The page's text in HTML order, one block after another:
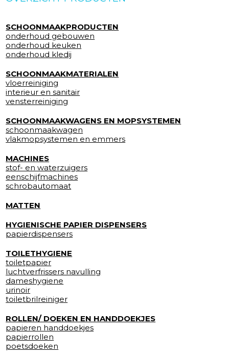
SCHOONMAAKPRODUCTEN
onderhoud gebouwen
onderhoud keuken
onderhoud kledij
SCHOONMAAKMATERIALEN
vloerreiniging
interieur en sanitair
vensterreiniging
SCHOONMAAKWAGENS EN MOPSYSTEMEN
schoonmaakwagen
vlakmopsystemen en emmers
MACHINES
stof- en waterzuigers
eenschijfmachines
schrobautomaat
MATTEN
HYGIENISCHE PAPIER DISPENSERS
papierdispensers
TOILETHYGIENE
toiletpapier
luchtverfrissers navulling
dameshygiene
urinoir
toiletbrilreiniger
ROLLEN/ DOEKEN EN HANDDOEKJES
papieren handdoekjes
papierrollen
poetsdoeken